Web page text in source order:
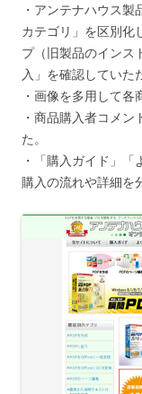
・アンテナハウス
カテゴリ」を区別化
プ（旧製品のインス
入」を確認していた
・画像を多用して各
・商品購入者コメ
た。
・「購入ガイド」「
購入の流れや詳細を